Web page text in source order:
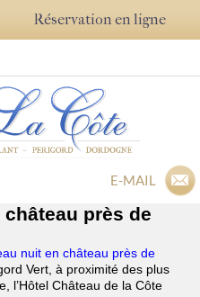
Réservation en ligne
E-MAIL
près de
nuit en château près de
Vert, à proximité des plus
l’Hôtel Château de la Côte